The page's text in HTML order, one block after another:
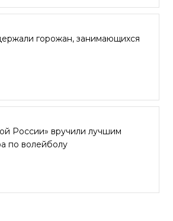
горожан, занимающихся
России» вручили лучшим
по волейболу